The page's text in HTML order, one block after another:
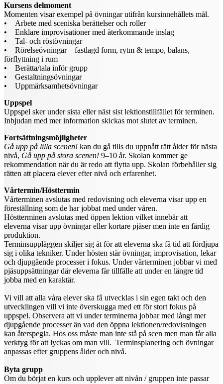
Kursens delmoment
Momenten visar exempel på övningar utifrån kursinnehållets mål.
• Arbete med sceniska berättelser och roller
• Enklare improvisationer med återkommande inslag
• Tal- och röstövningar
• Rörelseövningar – fastlagd form, rytm & tempo, balans,
förflyttning i rum
• Berätta/tala inför grupp
• Gestaltningsövningar
• Uppmärksamhetsövningar
Uppspel
Uppspel sker under sista eller näst sist lektionstillfället för terminen.
Inbjudan med mer information skickas mot slutet av terminen.
Fortsättningsmöjligheter
Gå upp på lilla scenen! kan du gå tills du uppnått rätt ålder för nästa
nivå, Gå upp på stora scenen! 9–10 år. Skolan kommer ge
rekommendation när du är redo att flytta upp. Skolan förbehåller sig
rätten att placera elever efter nivå och erfarenhet.
Vårtermin/Hösttermin
Vårterminen avslutas med redovisning och eleverna visar upp en
föreställning som de har jobbat med under våren.
Höstterminen avslutas med öppen lektion vilket innebär att
eleverna visar upp övningar eller kortare pjäser men inte en färdig
produktion.
Terminsuppläggen skiljer sig åt för att eleverna ska få tid att fördjupa
sig i olika tekniker. Under hösten står övningar, improvisation, lekar
och djupgående processer i fokus. Under vårterminen jobbar vi med
pjäsuppsättningar där eleverna får tillfälle att under en längre tid
jobba med en karaktär.
Vi vill att alla våra elever ska få utvecklas i sin egen takt och den
utvecklingen vill vi inte överskugga med ett för stort fokus på
uppspel. Observera att vi under terminerna jobbar med långt mer
djupgående processer än vad den öppna lektionen/redovisningen
kan återspegla. Hos oss måste man inte stå på scen men man får alla
verktyg för att lyckas om man vill. Terminsplanering och övningar
anpassas efter gruppens ålder och nivå.
Byta grupp
Om du börjat en kurs och upplever att nivån / gruppen inte passar